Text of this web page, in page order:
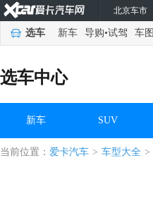
北京车市
选车 新车 导购•试驾 车图
选车中心
新车 SUV
当前位置： 爱卡汽车 > 车型大全 >